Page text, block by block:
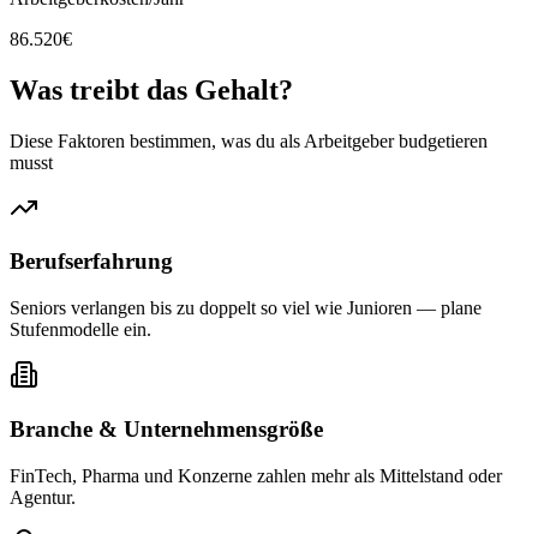
86.520€
Was treibt das Gehalt?
Diese Faktoren bestimmen, was du als Arbeitgeber budgetieren
musst
Berufserfahrung
Seniors verlangen bis zu doppelt so viel wie Junioren — plane
Stufenmodelle ein.
Branche & Unternehmensgröße
FinTech, Pharma und Konzerne zahlen mehr als Mittelstand oder
Agentur.